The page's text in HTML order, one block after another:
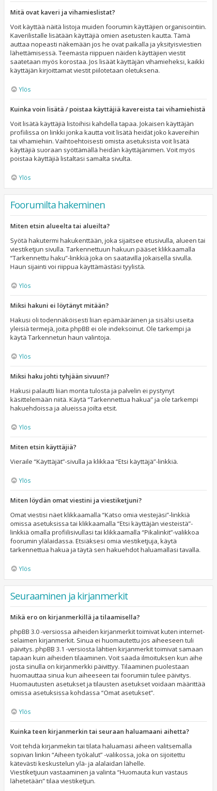
Mitä ovat kaveri ja vihamieslistat?
Voit käyttää näitä listoja muiden foorumin käyttäjien organisointiin.
Kaverilistalle lisätään käyttäjiä omien asetusten kautta. Tämä
auttaa nopeasti näkemään jos he ovat paikalla ja yksityisviestien
lähettämisessä. Teemasta riippuen näiden käyttäjien viestit
saatetaan myös korostaa. Jos lisäät käyttäjän vihamieheksi, kaikki
käyttäjän kirjoittamat viestit piilotetaan oletuksena.
Ylös
Kuinka voin lisätä / poistaa käyttäjiä kavereista tai vihamiehistä
Voit lisätä käyttäjiä listoihisi kahdella tapaa. Jokaisen käyttäjän
profiilissa on linkki jonka kautta voit lisätä heidät joko kavereihin
tai vihamiehiin. Vaihtoehtoisesti omista asetuksista voit lisätä
käyttäjiä suoraan syöttämällä heidän käyttäjänimen. Voit myös
poistaa käyttäjiä listaltasi samalta sivulta.
Ylös
Foorumilta hakeminen
Miten etsin alueelta tai alueilta?
Syötä hakutermi hakukenttään, joka sijaitsee etusivulla, alueen tai
viestiketjun sivulla. Tarkennettuun hakuun pääset klikkaamalla
“Tarkennettu haku”-linkkiä joka on saatavilla jokaisella sivulla.
Haun sijainti voi riippua käyttämästäsi tyylistä.
Ylös
Miksi hakuni ei löytänyt mitään?
Hakusi oli todennäköisesti liian epämääräinen ja sisälsi useita
yleisiä termejä, joita phpBB ei ole indeksoinut. Ole tarkempi ja
käytä Tarkennetun haun valintoja.
Ylös
Miksi haku johti tyhjään sivuun!?
Hakusi palautti liian monta tulosta ja palvelin ei pystynyt
käsittelemään niitä. Käytä “Tarkennettua hakua” ja ole tarkempi
hakuehdoissa ja alueissa joilta etsit.
Ylös
Miten etsin käyttäjiä?
Vieraile “Käyttäjät”-sivulla ja klikkaa “Etsi käyttäjä”-linkkiä.
Ylös
Miten löydän omat viestini ja viestiketjuni?
Omat viestisi näet klikkaamalla “Katso omia viestejäsi”-linkkiä
omissa asetuksissa tai klikkaamalla “Etsi käyttäjän viesteistä”-
linkkiä omalla profiilisivullasi tai klikkaamalla “Pikalinkit”-valikkoa
foorumin ylälaidassa. Etsiäksesi omia viestiketjuja, käytä
tarkennettua hakua ja täytä sen hakuehdot haluamallasi tavalla.
Ylös
Seuraaminen ja kirjanmerkit
Mikä ero on kirjanmerkillä ja tilaamisella?
phpBB 3.0 -versiossa aiheiden kirjanmerkit toimivat kuten internet-
selaimen kirjanmerkit. Sinua ei huomautettu jos aiheeseen tuli
päivitys. phpBB 3.1 -versiosta lähtien kirjanmerkit toimivat samaan
tapaan kuin aiheiden tilaaminen. Voit saada ilmoituksen kun aihe
josta sinulla on kirjanmerkki päivittyy. Tilaaminen puolestaan
huomauttaa sinua kun aiheeseen tai foorumiin tulee päivitys.
Huomautusten asetukset ja tilausten asetukset voidaan määrittää
omissa asetuksissa kohdassa “Omat asetukset”.
Ylös
Kuinka teen kirjanmerkin tai seuraan haluamaani aihetta?
Voit tehdä kirjanmekin tai tilata haluamasi aiheen valitsemalla
sopivan linkin “Aiheen työkalut” -valikossa, joka on sijoitettu
kätevästi keskustelun ylä- ja alalaidan lähelle.
Viestiketjuun vastaaminen ja valinta “Huomauta kun vastaus
lähetetään” tilaa viestiketjun.